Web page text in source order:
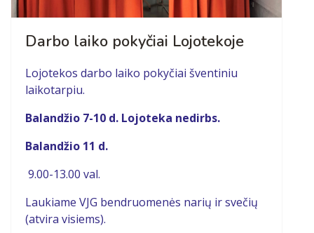
Darbo laiko pokyčiai Lojotekoje
Lojotekos darbo laiko pokyčiai šventiniu
laikotarpiu.
Balandžio 7-10 d. Lojoteka nedirbs.
Balandžio 11 d.
9.00-13.00 val.
Laukiame VJG bendruomenės narių ir svečių
(atvira visiems).